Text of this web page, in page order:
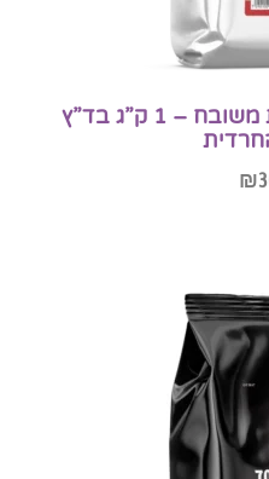
אבקה להכנת אייס תות משובח – 1 ק”ג בד”ץ